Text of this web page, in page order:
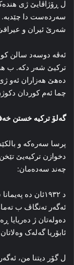
ل ڕۆژاڤایێ ژی
سه‌رده‌ست دا
شه‌رێ ئیران و عیراقێ، هه‌شت
ئه‌ڤه‌ دوسه‌د سالن
ترکیێ شه‌ر دکه‌. ب
ده‌هێ هه‌زاران ئه‌و
چما ئه‌م کوردان
گه‌لۆ ترکیه‌ خستن
پرسا سه‌ره‌که‌ و
دخوازن ترکیه‌یێ
چه‌ند سه‌ده‌مان:
د ۱۹۳۲ئان ده‌
ئه‌گه‌ر ته‌نگاڤ ب
ده‌وله‌تان ژ
ئابۆریا گه‌له‌ک
ل گۆر دیتنا من،